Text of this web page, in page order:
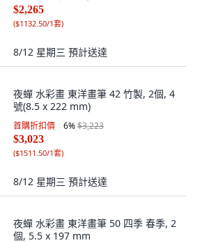
$2,265
($1132.50/1套)
8/12 星期三 預計送達
夜蟬 水彩畫 東洋畫筆 42 竹製, 2個, 4
號(8.5 x 222 mm)
首購折扣價 6%$3,223
$3,023
($1511.50/1套)
8/12 星期三 預計送達
夜蟬 水彩畫 東洋畫筆 50 四季 春季, 2
個, 5.5 x 197 mm